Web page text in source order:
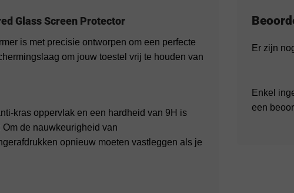
Glass Screen Protector
is met precisie ontworpen om een perfecte
om jouw toestel vrij te houden van
kras oppervlak en een hardheid van 9H is
de nauwkeurigheid van
opnieuw moeten vastleggen als je
Er zijn
Enkel
een